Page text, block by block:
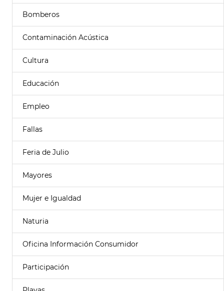
Bomberos
Contaminación Acústica
Cultura
Educación
Empleo
Fallas
Feria de Julio
Mayores
Mujer e Igualdad
Naturia
Oficina Información Consumidor
Participación